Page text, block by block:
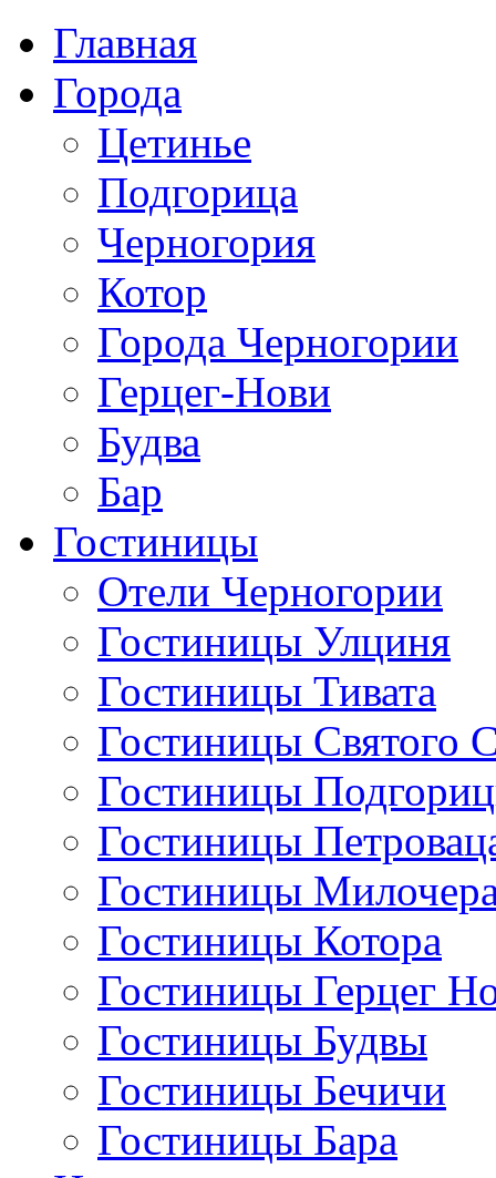
Главная
Города
Цетинье
Подгорица
Черногория
Котор
Города Черногории
Герцег-Нови
Будва
Бар
Гостиницы
Отели Черногории
Гостиницы Улциня
Гостиницы Тивата
Гостиницы Святого
Гостиницы
Гостиницы
Гостиницы
Гостиницы Котора
Гостиницы Герцег
Гостиницы Будвы
Гостиницы Бечичи
Гостиницы Бара